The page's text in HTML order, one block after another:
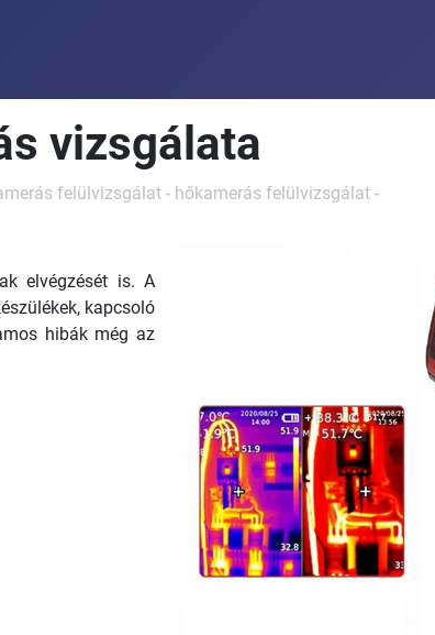
vizsgálata
felülvizsgálat - hőkamerás felülvizsgálat -
elvégzését is. A
kapcsoló
hibák még az